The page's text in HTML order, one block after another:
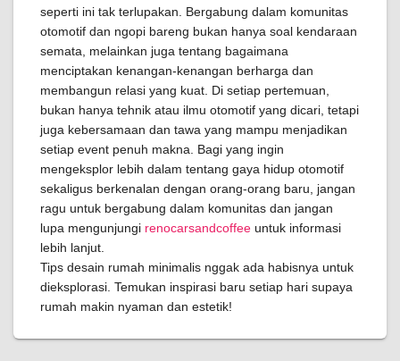
seperti ini tak terlupakan. Bergabung dalam komunitas
otomotif dan ngopi bareng bukan hanya soal kendaraan
semata, melainkan juga tentang bagaimana
menciptakan kenangan-kenangan berharga dan
membangun relasi yang kuat. Di setiap pertemuan,
bukan hanya tehnik atau ilmu otomotif yang dicari, tetapi
juga kebersamaan dan tawa yang mampu menjadikan
setiap event penuh makna. Bagi yang ingin
mengeksplor lebih dalam tentang gaya hidup otomotif
sekaligus berkenalan dengan orang-orang baru, jangan
ragu untuk bergabung dalam komunitas dan jangan
lupa mengunjungi renocarsandcoffee untuk informasi
lebih lanjut.
Tips desain rumah minimalis nggak ada habisnya untuk
dieksplorasi. Temukan inspirasi baru setiap hari supaya
rumah makin nyaman dan estetik!